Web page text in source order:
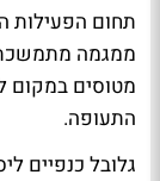
תחום הפעילות
ממגמה
מטוסים במקום
התעופה.